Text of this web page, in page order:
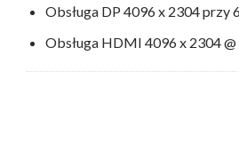
Obsługa DP 4096 x 2304 przy
Obsługa HDMI 4096 x 2304